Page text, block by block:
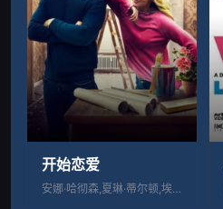
开始恋爱
安娜·哈彻森,夏琳·蒂尔顿,埃丽卡·赫尔